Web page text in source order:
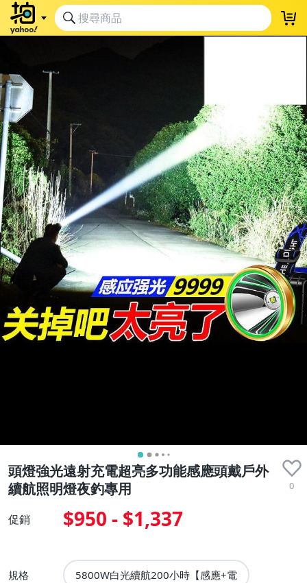
頭燈強光遠射充電超亮多功能感應頭戴戶外
續航照明燈夜釣專用
0
促銷 $950 - $1,337
規格 5800W白光續航200小時【感應+電